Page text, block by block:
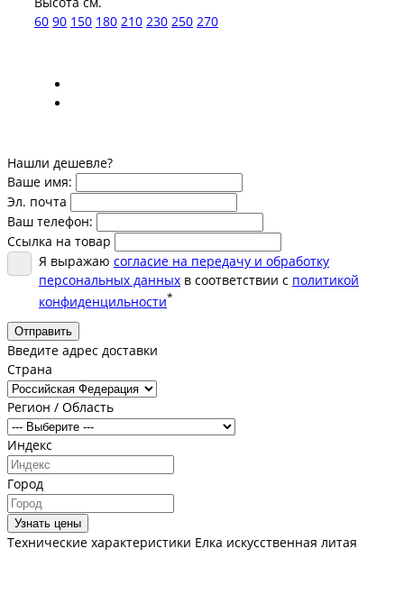
60 90 150 180 210 230 250 270
Нашли дешевле?
Ваше имя:
Эл. почта
Ваш телефон:
Ссылка на товар
Я выражаю согласие на передачу и обработку
персональных данных в соответствии с политикой
конфиденцильности*
Отправить
Введите адрес доставки
Страна
Регион / Область
Индекс
Город
Узнать цены
Технические характеристики Елка искусственная литая